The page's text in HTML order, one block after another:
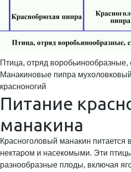
Птица, отряд воробьинообразные,
Манакиновые пипра
красноногий
Питание
манакина
Красноголовый манакин питается
нектаром и насекомыми. Эти
разнообразные плоды, включая